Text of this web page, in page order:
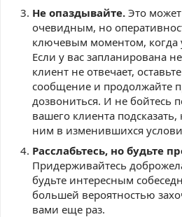
Не опаздывайте. Это может
очевидным, но
ключевым моментом, когда
Если у вас запланирована
клиент не отвечает,
сообщение и продолжайте
дозвониться. И не бойтесь
вашего клиента подсказать,
ним в изменившихся
Расслабьтесь, но будьте
Придерживайтесь
будьте интересным
большей вероятностью
вами еще раз.